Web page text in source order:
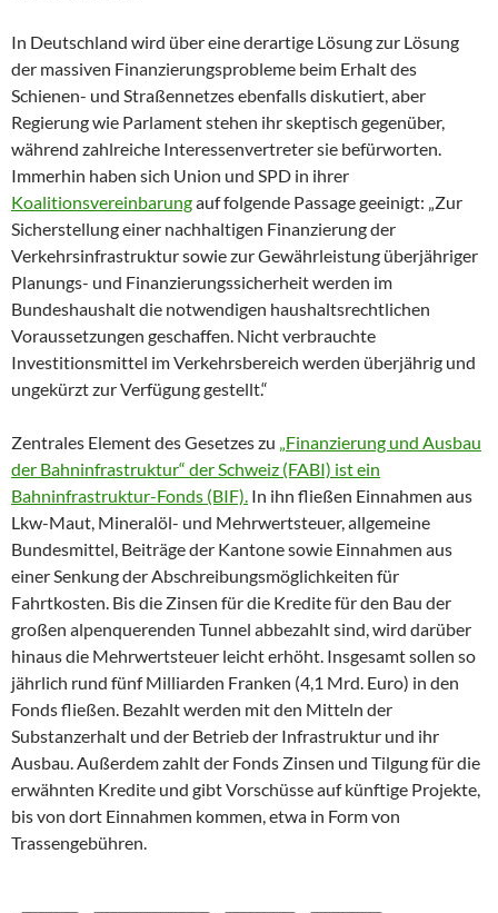
In Deutschland wird über eine derartige Lösung zur Lösung
der massiven Finanzierungsprobleme beim Erhalt des
Schienen- und Straßennetzes ebenfalls diskutiert, aber
Regierung wie Parlament stehen ihr skeptisch gegenüber,
während zahlreiche Interessenvertreter sie befürworten.
Immerhin haben sich Union und SPD in ihrer
Koalitionsvereinbarungauf folgende Passage geeinigt: „Zur
Sicherstellung einer nachhaltigen Finanzierung der
Verkehrsinfrastruktur sowie zur Gewährleistung überjähriger
Planungs- und Finanzierungssicherheit werden im
Bundeshaushalt die notwendigen haushaltsrechtlichen
Voraussetzungen geschaffen. Nicht verbrauchte
Investitionsmittel im Verkehrsbereich werden überjährig und
ungekürzt zur Verfügung gestellt.“
Zentrales Element des Gesetzes zu „Finanzierung und Ausbau
der Bahninfrastruktur“ der Schweiz (FABI) ist ein
Bahninfrastruktur-Fonds (BIF). In ihn fließen Einnahmen aus
Lkw-Maut, Mineralöl- und Mehrwertsteuer, allgemeine
Bundesmittel, Beiträge der Kantone sowie Einnahmen aus
einer Senkung der Abschreibungsmöglichkeiten für
Fahrtkosten. Bis die Zinsen für die Kredite für den Bau der
großen alpenquerenden Tunnel abbezahlt sind, wird darüber
hinaus die Mehrwertsteuer leicht erhöht. Insgesamt sollen so
jährlich rund fünf Milliarden Franken (4,1 Mrd. Euro) in den
Fonds fließen. Bezahlt werden mit den Mitteln der
Substanzerhalt und der Betrieb der Infrastruktur und ihr
Ausbau. Außerdem zahlt der Fonds Zinsen und Tilgung für die
erwähnten Kredite und gibt Vorschüsse auf künftige Projekte,
bis von dort Einnahmen kommen, etwa in Form von
Trassengebühren.